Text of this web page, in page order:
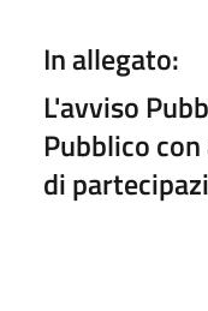
In allegato:
L'avviso
Pubblico
di